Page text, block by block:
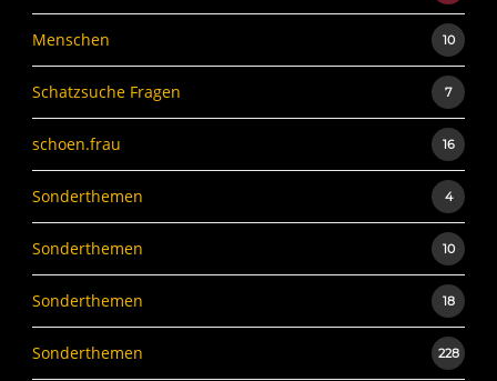
Menschen 10
Schatzsuche Fragen 7
schoen.frau 16
Sonderthemen 4
Sonderthemen 10
Sonderthemen 18
Sonderthemen 228